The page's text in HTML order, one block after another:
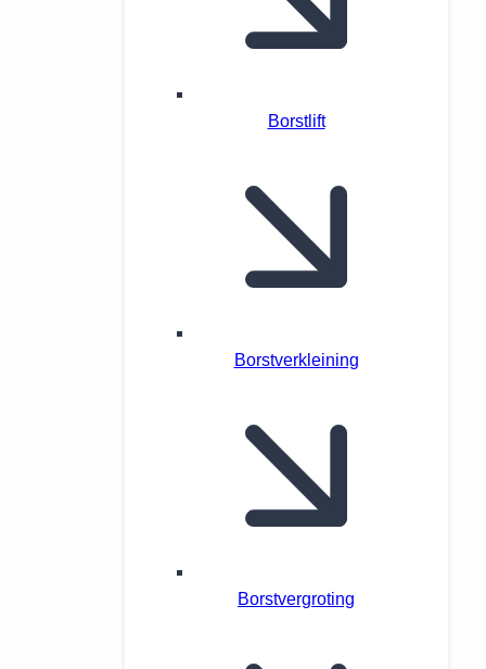
Borstlift
Borstverkleining
Borstvergroting